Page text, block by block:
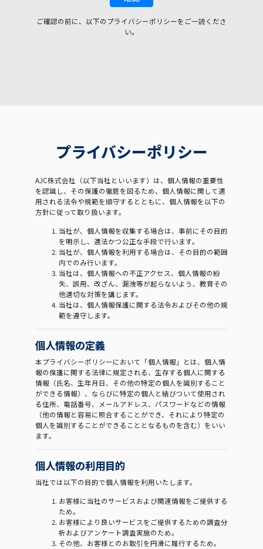
ご確認の前に、以下のプライバシーポリシーをご一読くださ
い。
プライバシーポリシー
AJC株式会社（以下当社といいます）は、個人情報の重要性
を認識し、その保護の徹底を図るため、個人情報に関して適
用される法令や規範を順守するとともに、個人情報を以下の
方針に従って取り扱います。
当社が、個人情報を収集する場合は、事前にその目的
を明示し、適法かつ公正な手段で行います。
当社が、個人情報を利用する場合は、その目的の範囲
内でのみ行います。
当社は、個人情報への不正アクセス、個人情報の紛
失、誤用、改ざん、漏洩等が起らないよう、教育その
他適切な対策を講じます。
当社は、個人情報保護に関する法令およびその他の規
範を遵守します。
個人情報の定義
本プライバシーポリシーにおいて「個人情報」とは、個人情
報の保護に関する法律に規定される、生存する個人に関する
情報（氏名、生年月日、その他の特定の個人を識別すること
ができる情報）、ならびに特定の個人と結びついて使用され
る住所、電話番号、メールアドレス、パスワードなどの情報
（他の情報と容易に照合することができ、それにより特定の
個人を識別することができることとなるものを含む）をいい
ます。
個人情報の利用目的
当社では以下の目的で個人情報を利用いたします。
お客様に当社のサービスおよび関連情報をご提供する
ため。
お客様により良いサービスをご提供するための調査分
析およびアンケート調査実施のため。
その他、お客様とのお取引を円滑に履行するため。